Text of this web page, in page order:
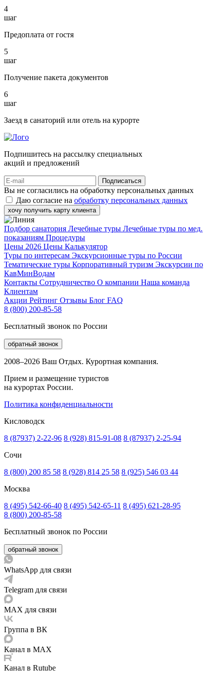
4
шаг
Предоплата от гостя
5
шаг
Получение пакета документов
6
шаг
Заезд в санаторий или отель на курорте
Подпишитесь на рассылку специальных
акций и предложений
Подписаться
Вы не согласились на обработку персональных данных
Даю согласие на обработку персональных данных
хочу получить карту клиента
Подбор санатория Лечебные туры Лечебные туры по мед.
показаниям Процедуры
Цены 2026 Цены Калькулятор
Туры по интересам Экскурсионные туры по России
Тематические туры Корпоративный туризм Экскурсии по
КавМинВодам
Контакты Сотрудничество О компании Наша команда
Клиентам
Акции Рейтинг Отзывы Блог FAQ
8 (800) 200-85-58
Бесплатный звонок по России
обратный звонок
2008–2026 Ваш Отдых. Курортная компания.
Прием и размещение туристов
на курортах России.
Политика конфиденциальности
Кисловодск
8 (87937) 2-22-96 8 (928) 815-91-08 8 (87937) 2-25-94
Сочи
8 (800) 200 85 58 8 (928) 814 25 58 8 (925) 546 03 44
Москва
8 (495) 542-66-40 8 (495) 542-65-11 8 (495) 621-28-95
8 (800) 200-85-58
Бесплатный звонок по России
обратный звонок
WhatsApp для связи
Telegram для связи
MAX для связи
Группа в ВК
Канал в MAX
Канал в Rutube